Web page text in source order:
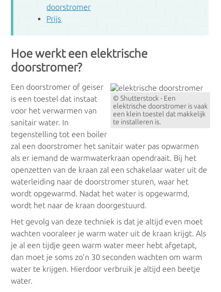
Wandverwarming
Radiatoren
Elektrische radiatoren
Handdoekradiatoren
Warmtepompen
Lucht lucht warmtepomp
Lucht water warmtepomp
Water water warmtepomp
Grond water warmtepomp
doorstromer
Prijs
Hoe werkt een elektrische
doorstromer?
© Shutterstock - Een
elektrische doorstromer is vaak
een klein toestel dat makkelijk
te installeren is.
Een doorstromer of geiser
is een toestel dat instaat
voor het verwarmen van
sanitair water. In
tegenstelling tot een boiler
zal een doorstromer het sanitair water pas opwarmen
als er iemand de warmwaterkraan opendraait. Bij het
openzetten van de kraan zal een schakelaar water uit de
waterleiding naar de doorstromer sturen, waar het
wordt opgewarmd. Nadat het water is opgewarmd,
wordt het naar de kraan doorgestuurd.
Het gevolg van deze techniek is dat je altijd even moet
wachten vooraleer je warm water uit de kraan krijgt. Als
je al een tijdje geen warm water meer hebt afgetapt,
dan moet je soms zo’n 30 seconden wachten om warm
water te krijgen. Hierdoor verbruik je altijd een beetje
water.